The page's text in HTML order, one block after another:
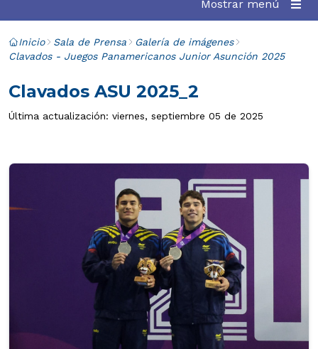
Mostrar menú
Inicio Sala de Prensa
Galería de imágenes
Clavados - Juegos Panamericanos Junior Asunción 2025
Clavados ASU 2025_2
Última actualización: viernes, septiembre 05 de 2025